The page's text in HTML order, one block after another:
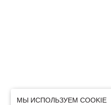
МЫ ИСПОЛЬЗУЕМ COOKIE